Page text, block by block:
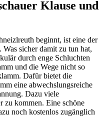
Klause und
beginnt, ist eine der
sicher damit zu tun hat,
durch enge Schluchten
und die Wege nicht so
Dafür bietet die
eine abwechslungsreiche
Dazu viele
zu kommen. Eine schöne
noch kostenlos zugänglich